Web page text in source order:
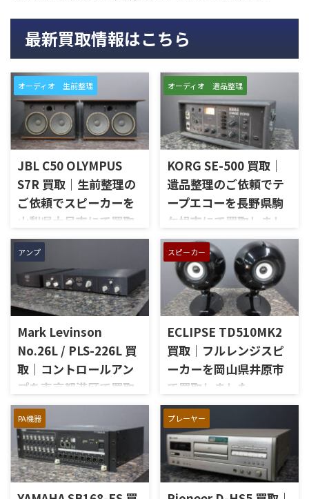
最新買取情報はこちら
オーディオ 生前整理
JBL C50 OLYMPUS
S7R 買取｜生前整理の
ご依頼でスピーカーを
山梨県大月市にて買取
しました
山梨県大月市で、生前整理に伴
いJBLの大型スピーカー「C50
OLYMPUS S7R」を出張買取さ
せていただきました。今回の
お品物は、長年大切に音楽を
楽しまれてきたご本人様より、
オーディオ機器の整理を進めた
いとのご相談をいただいたも
のです。 JBL C50 OLYMPUS
S7Rは、Olympus専用エンクロ
ージャーにLE15Aウーファー、
PR15パッシブラジエーター、
LE85ドライバー、HL91ホー
ン、LX5ネットワークなどを組
み合わせたヴィンテージJBLの
スピーカーシステムです。査定
では、左右ペアの音 ...
オーディオ 遺品整理
KORG SE-500 買取｜
遺品整理のご依頼でテ
ープエコーを長野県駒
ケ根市にて買取しまし
た
長野県駒ケ根市で、遺品整理に
伴いKORGのテープエコー
「SE-500 Stage Echo」を出張
買取させていただきました。
今回のお品物は、前オーナー
様が大切に保管されていたヴ
ィンテージのテープエコーで、
ご家族様より「価値があるも
のか分からないので、処分する
前に見てほしい」とご相談い
ただいたものです。 KORG SE-
500は、テープを使用したアナ
ログエコーならではの揺らぎ
や質感を楽しめる機材です。査
定では、通電状態、音出し、
テープ走行、録音・再生ヘッ
ド、エコー音の出方、各入力端
アンプ
Mark Levinson
No.26L / PLS-226L 買
取｜コントロールアン
プを東京都港区で買取
しました
東京都港区で、Mark Levinson
のコントロールアンプ
「No.26L / PLS-226L」を出張
買取させていただきました。
今回のお品物は、アンプ部
スピーカー
ECLIPSE TD510MK2
買取｜フルレンジスピ
ーカーを岡山県井原市
で買取しました
岡山県井原市で、ECLIPSEのフ
ルレンジスピーカー
「TD510MK2」を出張買取させ
ていただきました。今回のお
品物は、10cm口径フルレンジ
ユニットを搭載したタイムド
メイン思想のスピーカーシス
PA機器 プレーヤー